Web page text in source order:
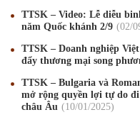
TTSK – Video: Lễ diễu
năm Quốc khánh 2/9
02/
TTSK – Doanh nghiệp
đẩy thương mại song
TTSK – Bulgaria và
mở rộng quyền lợi tự do
châu Âu
10/01/2025